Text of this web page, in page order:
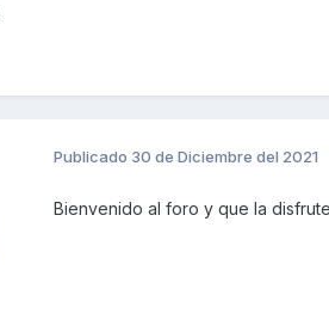
Publicado 30 de Diciembre del 2021
Bienvenido al foro y que la